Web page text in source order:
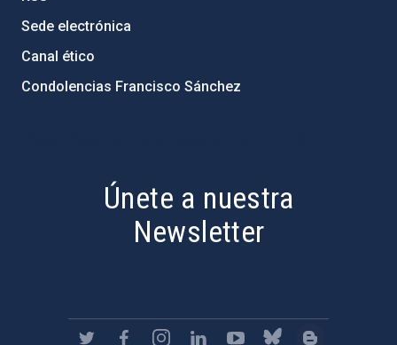
Sede electrónica
Canal ético
Condolencias Francisco Sánchez
Únete a nuestra
Newsletter